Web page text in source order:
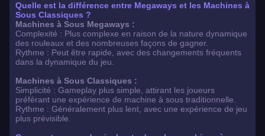
Quelle est la différence entre Megaways et les Machines à
Sous Classiques ?
Machines à Sous Megaways :
Complexité : Plus complexe en raison de la nature dynamique
des rouleaux et des nombreuses façons de gagner.
Rythme : Peut être rapide, avec des changements fréquents
dans la dynamique du jeu.
Machines à Sous Classiques :
Simplicité : Gameplay plus simple, attirant les joueurs
préférant une expérience de machine à sous traditionnelle.
Rythme : Généralement plus lent, avec une expérience de jeu
plus prévisible.